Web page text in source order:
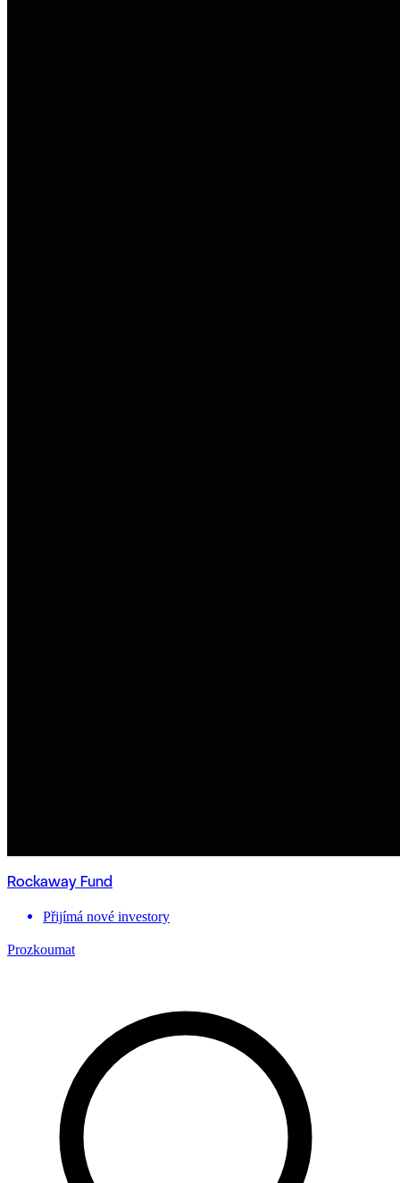
Rockaway Fund
Přijímá nové investory
Prozkoumat